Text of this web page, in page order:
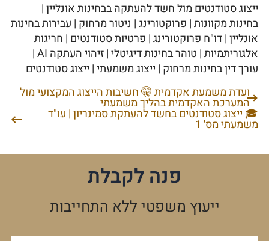
ייצוג סטודנטים מול חשד להעתקה בבחינות אונליין |
בחינות מקוונות | פרוקטורינג | ניטור מרחוק | עבירות בחינות
אונליין | דו"ח פרוקטורינג | פרטיות סטודנטים | חריגות
אלגוריתמיות | טוהר בחינות דיגיטלי | זיהוי העתקה AI |
עורך דין בחינות מרחוק | ייצוג משמעתי | ייצוג סטודנטים
ניווטועדת משמעת אקדמית 🤫 חשיבות הייצוג המקצועי מול
המערכת האקדמית בהליך משמעתי
🎓 ייצוג סטודנטים בחשד להעתקת סמינריון | עו"ד
משמעתי מס' 1
פנה לקבלת
ייעוץ משפטי ללא התחייבות